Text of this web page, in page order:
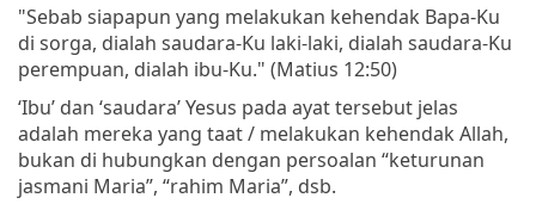
"Sebab siapapun yang melakukan kehendak Bapa-Ku
di sorga, dialah saudara-Ku laki-laki, dialah saudara-Ku
perempuan, dialah ibu-Ku." (Matius 12:50)
‘Ibu’ dan ‘saudara’ Yesus pada ayat tersebut jelas
adalah mereka yang taat / melakukan kehendak Allah,
bukan di hubungkan dengan persoalan “keturunan
jasmani Maria”, “rahim Maria”, dsb.